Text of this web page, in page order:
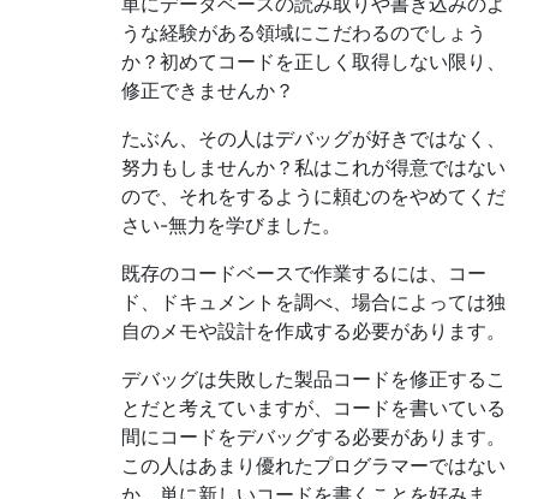
うな経験がある領域にこだわるのでしょう
か？初めてコードを正しく取得しない限り、
修正できませんか？
たぶん、その人はデバッグが好きではなく、
努力もしませんか？私はこれが得意ではない
ので、それをするように頼むのをやめてくだ
さい-無力を学びました。
既存のコードベースで作業するには、コー
ド、ドキュメントを調べ、場合によっては独
自のメモや設計を作成する必要があります。
デバッグは失敗した製品コードを修正するこ
とだと考えていますが、コードを書いている
間にコードをデバッグする必要があります。
この人はあまり優れたプログラマーではない
か、単に新しいコードを書くことを好みま